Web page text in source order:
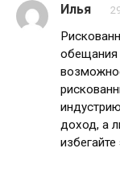
Илья
обещания
доход, а
избегайте